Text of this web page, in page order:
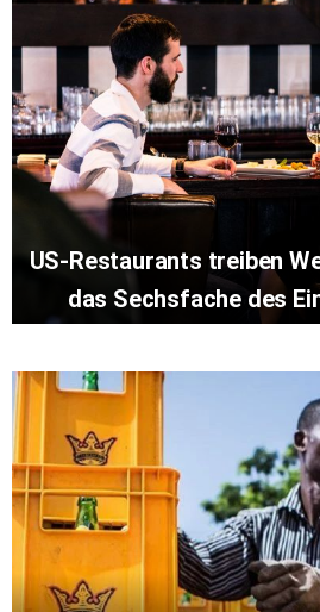
US-Restaurants treiben
das Sechsfache des